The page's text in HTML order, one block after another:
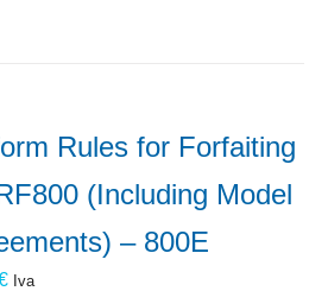
Rules for Forfaiting
(Including Model
– 800E
Iva